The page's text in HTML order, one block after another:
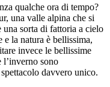
qualche ora di tempo?
una valle alpina che si
una sorta di fattoria a cielo
la natura è bellissima,
invece le bellissime
sono
davvero unico.